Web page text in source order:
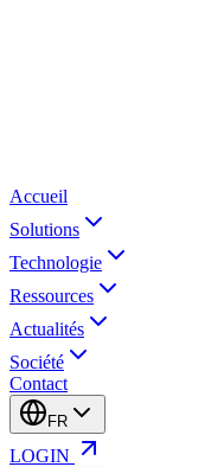
Accueil
Solutions
Technologie
Ressources
Actualités
Société
Contact
FR
LOGIN